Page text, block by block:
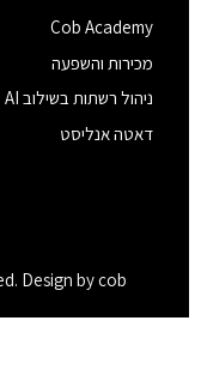
Cob Academy
מכירות והשפעה
ניהול רשתות בשילוב AI
דאטה אנליסט
Design by cob